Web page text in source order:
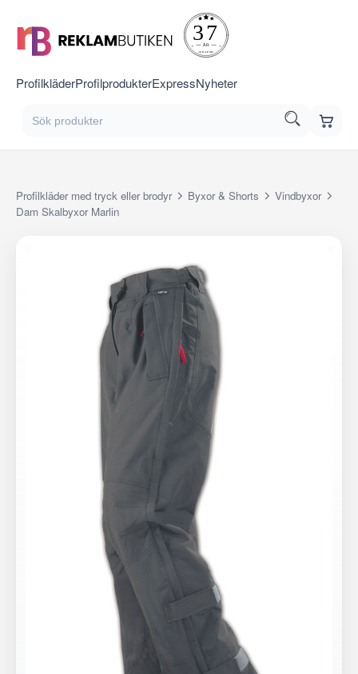
ProfilkläderProfilprodukterExpressNyheter
Profilkläder med tryck eller brodyr Byxor & Shorts
Vindbyxor
Dam Skalbyxor Marlin